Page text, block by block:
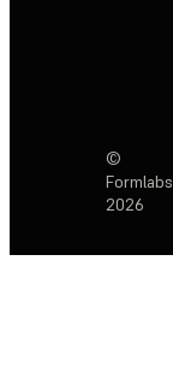
©
Formlabs
2026